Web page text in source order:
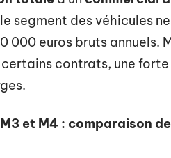
segment des véhicules
000 euros bruts annuels.
contrats, une
et M4 : comparaison